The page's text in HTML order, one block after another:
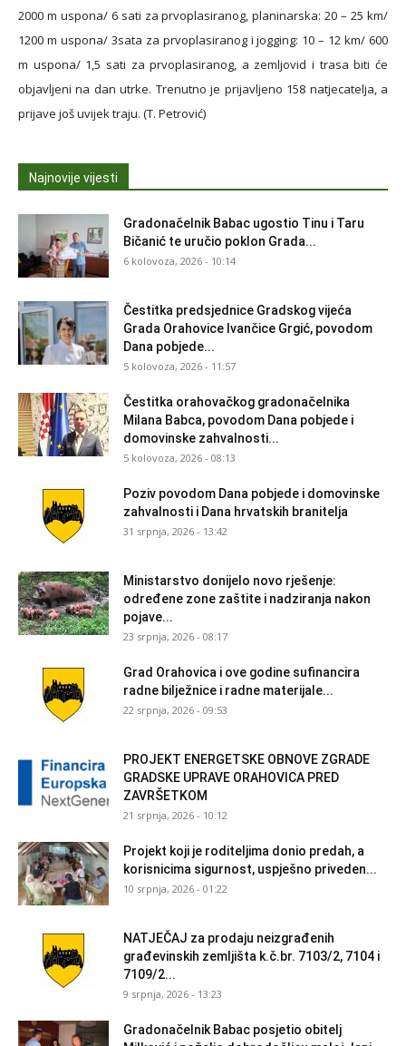
2000 m uspona/ 6 sati za prvoplasiranog, planinarska: 20 – 25 km/
1200 m uspona/ 3sata za prvoplasiranog i jogging: 10 – 12 km/ 600
m uspona/ 1,5 sati za prvoplasiranog, a zemljovid i trasa biti će
objavljeni na dan utrke. Trenutno je prijavljeno 158 natjecatelja, a
prijave još uvijek traju. (T. Petrović)
Najnovije vijesti
Gradonačelnik Babac ugostio Tinu i Taru
Bičanić te uručio poklon Grada...
6 kolovoza, 2026 - 10:14
Čestitka predsjednice Gradskog vijeća
Grada Orahovice Ivančice Grgić, povodom
Dana pobjede...
5 kolovoza, 2026 - 11:57
Čestitka orahovačkog gradonačelnika
Milana Babca, povodom Dana pobjede i
domovinske zahvalnosti...
5 kolovoza, 2026 - 08:13
Poziv povodom Dana pobjede i domovinske
zahvalnosti i Dana hrvatskih branitelja
31 srpnja, 2026 - 13:42
Ministarstvo donijelo novo rješenje:
određene zone zaštite i nadziranja nakon
pojave...
23 srpnja, 2026 - 08:17
Grad Orahovica i ove godine sufinancira
radne bilježnice i radne materijale...
22 srpnja, 2026 - 09:53
PROJEKT ENERGETSKE OBNOVE ZGRADE
GRADSKE UPRAVE ORAHOVICA PRED
ZAVRŠETKOM
21 srpnja, 2026 - 10:12
Projekt koji je roditeljima donio predah, a
korisnicima sigurnost, uspješno priveden...
10 srpnja, 2026 - 01:22
NATJEČAJ za prodaju neizgrađenih
građevinskih zemljišta k.č.br. 7103/2, 7104 i
7109/2...
9 srpnja, 2026 - 13:23
Gradonačelnik Babac posjetio obitelj